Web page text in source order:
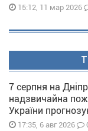
15:12, 11 мар 2026
7 серпня на
надзвичайна
України
17:35, 6 авг 2026